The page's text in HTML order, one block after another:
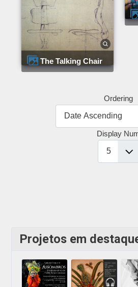
The Talking Chair
Ordering
Display
Projetos em